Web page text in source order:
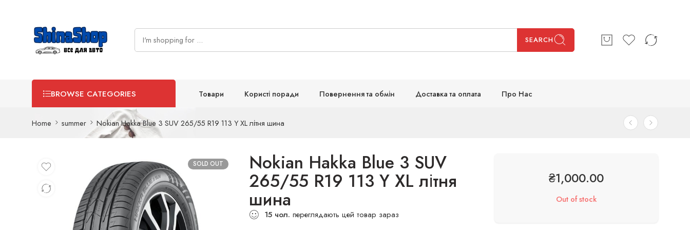
SEARCH
BROWSE CATEGORIES Товари Користі поради Повернення та обмін Доставка та оплата Про Нас
Home summer Nokian Hakka Blue 3 SUV 265/55 R19 113 Y XL літня шина
SOLD OUT Nokian Hakka Blue 3 SUV
265/55 R19 113 Y XL літня
шина
15 чол. переглядають цей товар зараз
₴1,000.00
Out of stock